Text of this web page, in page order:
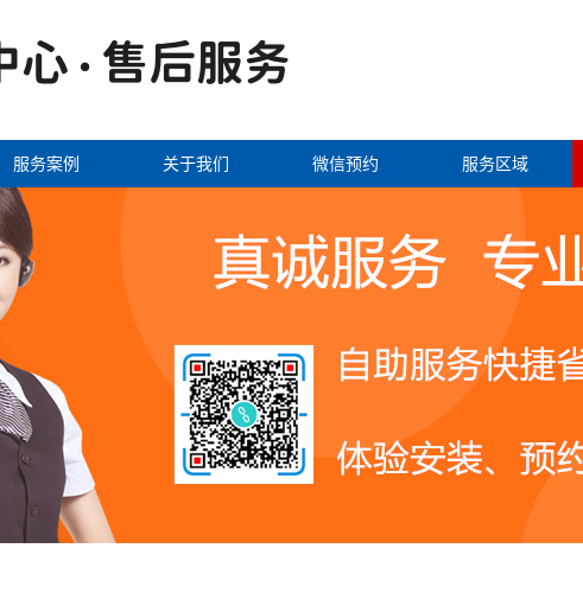
服务案例 关于我们 微信预约 服务区域